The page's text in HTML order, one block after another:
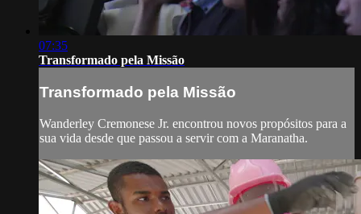
07:35
Transformado pela Missão
Transformado pela Missão
Wanderley Cremonese Jr. encontrou novos propósitos para a
sua vida desde que passou a servir com a Maranatha.